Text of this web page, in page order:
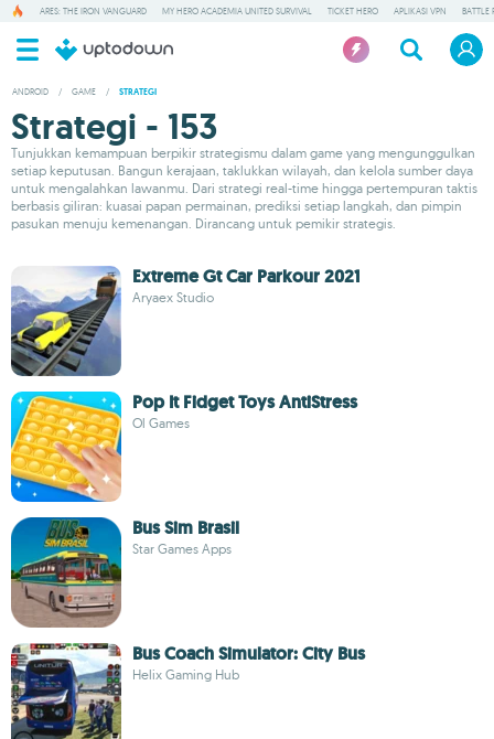
ARES: THE IRON VANGUARD MY HERO ACADEMIA UNITED SURVIVAL TICKET HERO APLIKASI VPN BATTLE
ANDROID / GAME / STRATEGI
Strategi - 153
Tunjukkan kemampuan berpikir strategismu dalam game yang mengunggulkan
setiap keputusan. Bangun kerajaan, taklukkan wilayah, dan kelola sumber daya
untuk mengalahkan lawanmu. Dari strategi real-time hingga pertempuran taktis
berbasis giliran: kuasai papan permainan, prediksi setiap langkah, dan pimpin
pasukan menuju kemenangan. Dirancang untuk pemikir strategis.
Extreme Gt Car Parkour 2021
Aryaex Studio
Pop It Fidget Toys AntiStress
Ol Games
Bus Sim Brasil
Star Games Apps
Bus Coach Simulator: City Bus
Helix Gaming Hub